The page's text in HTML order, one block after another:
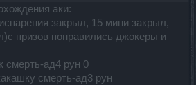
аки:
закрыл, 15 мини закрыл,
призов понравились джокеры и
смерть-ад4 рун 0
смерть-ад3 рун